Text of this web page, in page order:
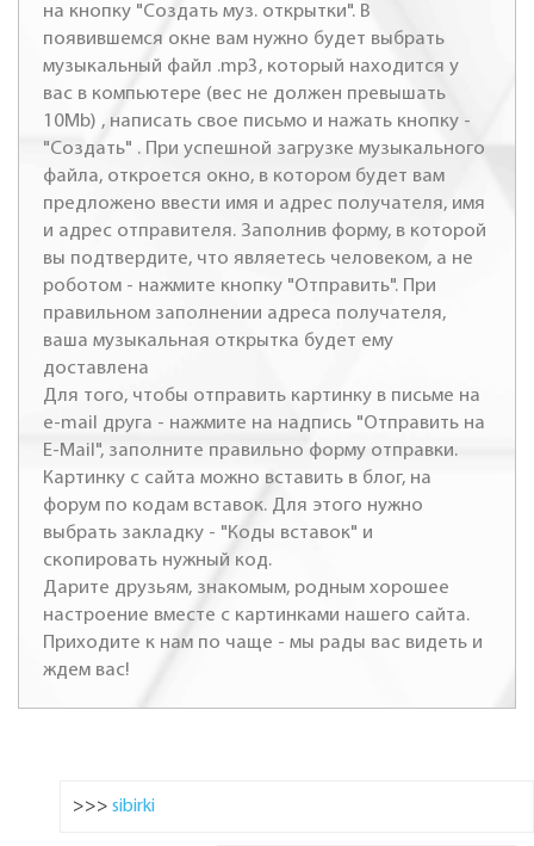
на кнопку "Создать муз. открытки". В
появившемся окне вам нужно будет выбрать
музыкальный файл .mp3, который находится у
вас в компьютере (вес не должен превышать
10Mb) , написать свое письмо и нажать кнопку -
"Создать" . При успешной загрузке музыкального
файла, откроется окно, в котором будет вам
предложено ввести имя и адрес получателя, имя
и адрес отправителя. Заполнив форму, в которой
вы подтвердите, что являетесь человеком, а не
роботом - нажмите кнопку "Отправить". При
правильном заполнении адреса получателя,
ваша музыкальная открытка будет ему
доставлена
Для того, чтобы отправить картинку в письме на
e-mail друга - нажмите на надпись "Отправить на
E-Mail", заполните правильно форму отправки.
Картинку с сайта можно вставить в блог, на
форум по кодам вставок. Для этого нужно
выбрать закладку - "Коды вставок" и
скопировать нужный код.
Дарите друзьям, знакомым, родным хорошее
настроение вместе с картинками нашего сайта.
Приходите к нам по чаще - мы рады вас видеть и
ждем вас!
>>> sibirki